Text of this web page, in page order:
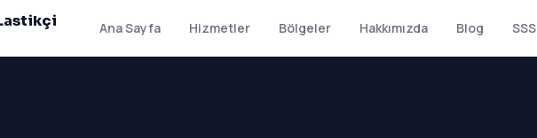
Ana Sayfa Hizmetler Bölgeler Hakkımızda Blog SSS